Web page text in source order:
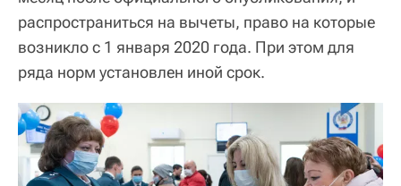
распространиться на вычеты, право на которые
возникло с 1 января 2020 года. При этом для
ряда норм установлен иной срок.